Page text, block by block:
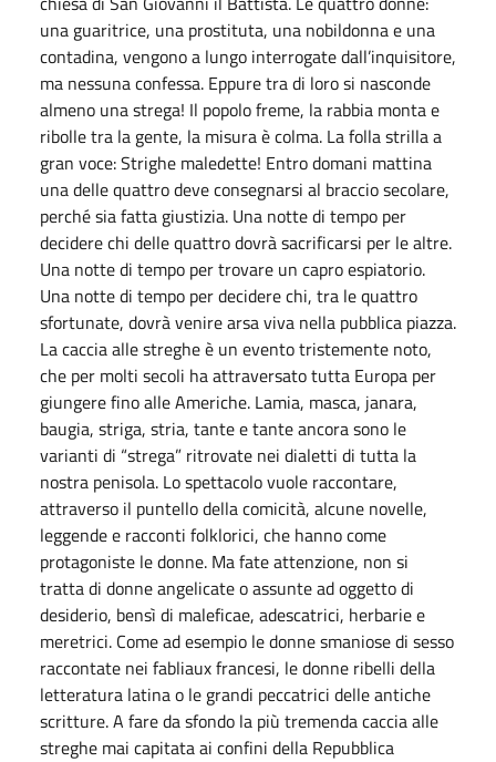
una guaritrice, una prostituta, una nobildonna e una
contadina, vengono a lungo interrogate dall’inquisitore,
ma nessuna confessa. Eppure tra di loro si nasconde
almeno una strega! Il popolo freme, la rabbia monta e
ribolle tra la gente, la misura è colma. La folla strilla a
gran voce: Strighe maledette! Entro domani mattina
una delle quattro deve consegnarsi al braccio secolare,
perché sia fatta giustizia. Una notte di tempo per
decidere chi delle quattro dovrà sacrificarsi per le altre.
Una notte di tempo per trovare un capro espiatorio.
Una notte di tempo per decidere chi, tra le quattro
sfortunate, dovrà venire arsa viva nella pubblica piazza.
La caccia alle streghe è un evento tristemente noto,
che per molti secoli ha attraversato tutta Europa per
giungere fino alle Americhe. Lamia, masca, janara,
baugia, striga, stria, tante e tante ancora sono le
varianti di “strega” ritrovate nei dialetti di tutta la
nostra penisola. Lo spettacolo vuole raccontare,
attraverso il puntello della comicità, alcune novelle,
leggende e racconti folklorici, che hanno come
protagoniste le donne. Ma fate attenzione, non si
tratta di donne angelicate o assunte ad oggetto di
desiderio, bensì di maleficae, adescatrici, herbarie e
meretrici. Come ad esempio le donne smaniose di sesso
raccontate nei fabliaux francesi, le donne ribelli della
letteratura latina o le grandi peccatrici delle antiche
scritture. A fare da sfondo la più tremenda caccia alle
streghe mai capitata ai confini della Repubblica